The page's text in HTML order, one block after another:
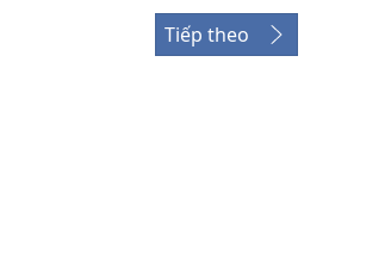
Tiếp theo